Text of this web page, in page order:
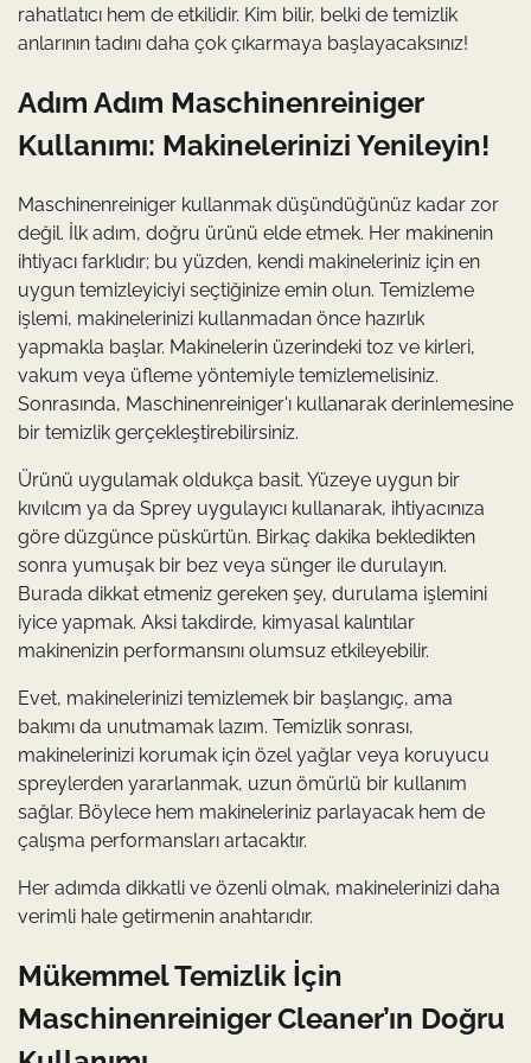
rahatlatıcı hem de etkilidir. Kim bilir, belki de temizlik
anlarının tadını daha çok çıkarmaya başlayacaksınız!
Adım Adım Maschinenreiniger
Kullanımı: Makinelerinizi Yenileyin!
Maschinenreiniger kullanmak düşündüğünüz kadar zor
değil. İlk adım, doğru ürünü elde etmek. Her makinenin
ihtiyacı farklıdır; bu yüzden, kendi makineleriniz için en
uygun temizleyiciyi seçtiğinize emin olun. Temizleme
işlemi, makinelerinizi kullanmadan önce hazırlık
yapmakla başlar. Makinelerin üzerindeki toz ve kirleri,
vakum veya üfleme yöntemiyle temizlemelisiniz.
Sonrasında, Maschinenreiniger'ı kullanarak derinlemesine
bir temizlik gerçekleştirebilirsiniz.
Ürünü uygulamak oldukça basit. Yüzeye uygun bir
kıvılcım ya da Sprey uygulayıcı kullanarak, ihtiyacınıza
göre düzgünce püskürtün. Birkaç dakika bekledikten
sonra yumuşak bir bez veya sünger ile durulayın.
Burada dikkat etmeniz gereken şey, durulama işlemini
iyice yapmak. Aksi takdirde, kimyasal kalıntılar
makinenizin performansını olumsuz etkileyebilir.
Evet, makinelerinizi temizlemek bir başlangıç, ama
bakımı da unutmamak lazım. Temizlik sonrası,
makinelerinizi korumak için özel yağlar veya koruyucu
spreylerden yararlanmak, uzun ömürlü bir kullanım
sağlar. Böylece hem makineleriniz parlayacak hem de
çalışma performansları artacaktır.
Her adımda dikkatli ve özenli olmak, makinelerinizi daha
verimli hale getirmenin anahtarıdır.
Mükemmel Temizlik İçin
Maschinenreiniger Cleaner’ın Doğru